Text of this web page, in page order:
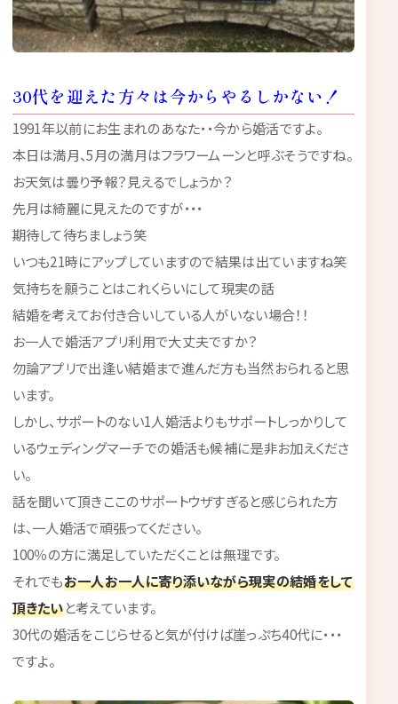
30代を迎えた方々は今からやるしかない！
1991年以前にお生まれのあなた・・今から婚活ですよ。
本日は満月、5月の満月はフラワームーンと呼ぶそうですね。
お天気は曇り予報？見えるでしょうか？
先月は綺麗に見えたのですが・・・
期待して待ちましょう笑
いつも21時にアップしていますので結果は出ていますね笑
気持ちを願うことはこれくらいにして現実の話
結婚を考えてお付き合いしている人がいない場合！！
お一人で婚活アプリ利用で大丈夫ですか？
勿論アプリで出逢い結婚まで進んだ方も当然おられると思
います。
しかし、サポートのない1人婚活よりもサポートしっかりして
いるウェディングマーチでの婚活も候補に是非お加えくださ
い。
話を聞いて頂きここのサポートウザすぎると感じられた方
は、一人婚活で頑張ってください。
100％の方に満足していただくことは無理です。
それでもお一人お一人に寄り添いながら現実の結婚をして
頂きたいと考えています。
30代の婚活をこじらせると気が付けば崖っぷち40代に・・・
ですよ。